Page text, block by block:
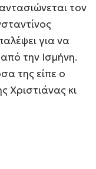
τον
για να
από την Ισμήνη.
της είπε ο
Χριστιάνας κι